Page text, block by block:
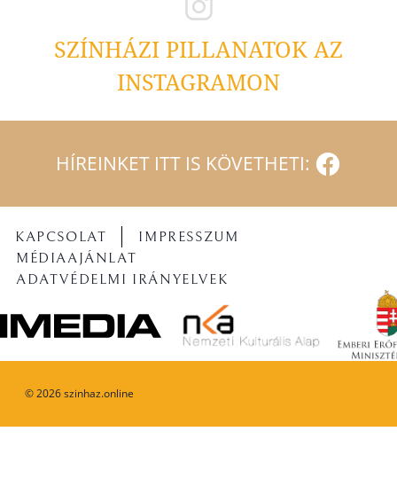
SZÍNHÁZI PILLANATOK AZ
INSTAGRAMON
HÍREINKET ITT IS KÖVETHETI:
©2026szinhaz.online
KAPCSOLAT
IMPRESSZUM
MÉDIAAJÁNLAT
ADATVÉDELMI IRÁNYELVEK